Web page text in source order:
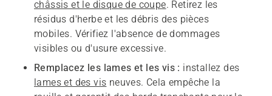
châssis et le disque de coupe. Retirez les
résidus d'herbe et les débris des pièces
mobiles. Vérifiez l'absence de dommages
visibles ou d'usure excessive.
Remplacez les lames et les vis : installez des
lames et des vis neuves. Cela empêche la